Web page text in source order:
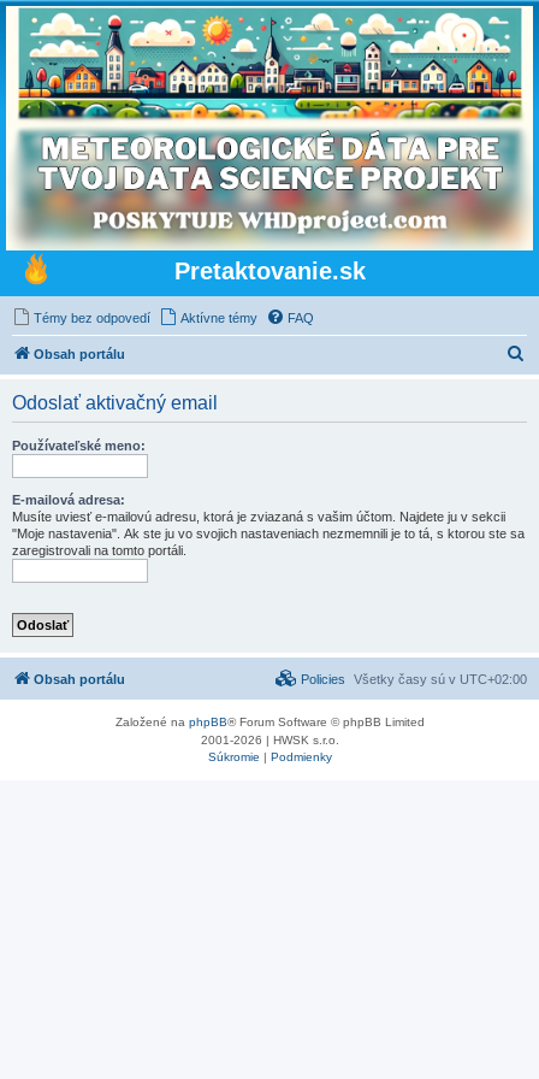
Pretaktovanie.sk
Témy bez odpovedí Aktívne témy FAQ
Obsah portálu
Odoslať aktivačný email
Používateľské meno:
E-mailová adresa:
Musíte uviesť e-mailovú adresu, ktorá je zviazaná s vašim účtom. Najdete ju v sekcii
"Moje nastavenia". Ak ste ju vo svojich nastaveniach nezmemnili je to tá, s ktorou ste sa
zaregistrovali na tomto portáli.
Obsah portálu Všetky časy sú v UTC+02:00
Policies
Založené na phpBB® Forum Software © phpBB Limited
2001-2026 | HWSK s.r.o.
Súkromie | Podmienky